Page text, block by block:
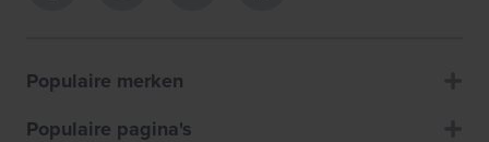
Populaire merken
Populaire pagina's